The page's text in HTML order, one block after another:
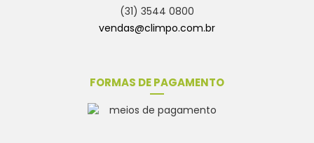
(31) 3544 0800
vendas@climpo.com.br
FORMAS DE PAGAMENTO